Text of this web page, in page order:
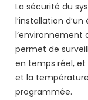
La sécurité du
l’installation
l’environnement
permet de
en temps réel,
et la
programmée.